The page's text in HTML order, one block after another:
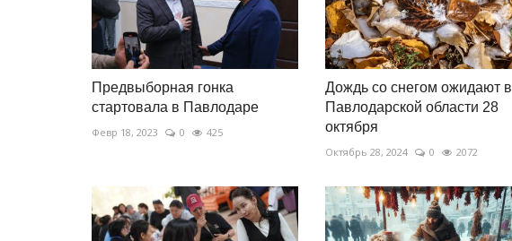
Предвыборная гонка
стартовала в Павлодаре
Февр 18, 2023 0 425
Дождь со снегом ожидают в
Павлодарской области 28
октября
Октябрь 28, 2024 0 2072